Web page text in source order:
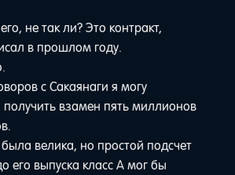
не так ли? Это контракт,
в прошлом году.
с Сакаянаги я могу
получить взамен пять миллионов
велика, но простой подсчет
его выпуска класс A мог бы